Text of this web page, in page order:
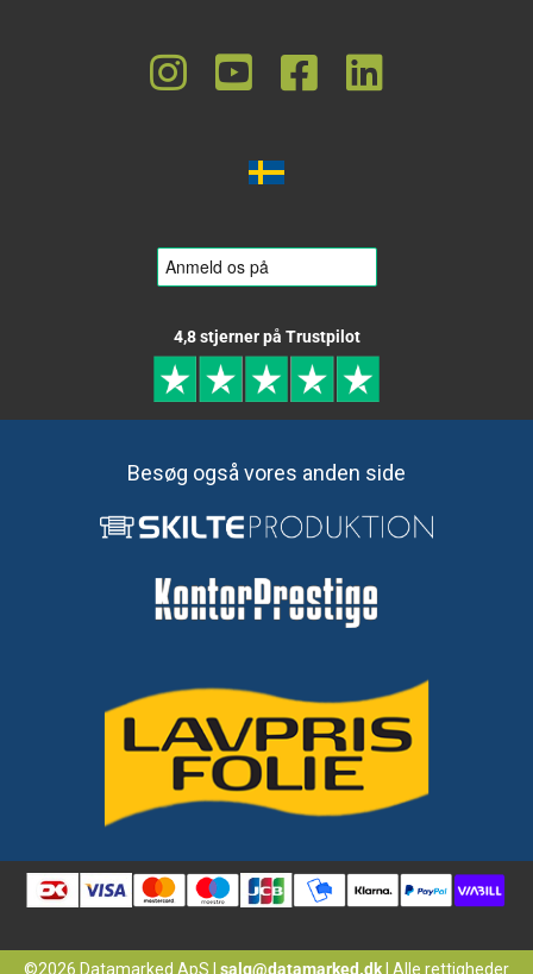
4,8 stjerner på Trustpilot
Besøg også vores anden side
©2026 Datamarked ApS salg@datamarked.dk Alle rettigheder